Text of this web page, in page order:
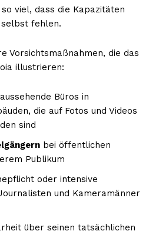
viel, dass die Kapazitäten
fehlen.
Vorsichtsmaßnahmen, die das
illustrieren:
Büros in
die auf Fotos und Videos
sind
bei öffentlichen
Publikum
oder intensive
und Kameramänner
über seinen tatsächlichen